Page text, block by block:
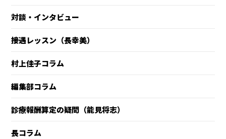
対談・インタビュー
接遇レッスン（長幸美）
村上佳子コラム
編集部コラム
診療報酬算定の疑問（能見将志）
長コラム